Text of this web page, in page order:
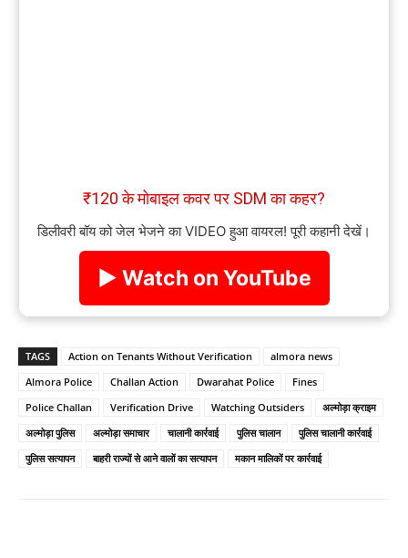
₹120 के मोबाइल कवर पर SDM का कहर?
डिलीवरी बॉय को जेल भेजने का VIDEO हुआ वायरल! पूरी कहानी देखें।
▶ Watch on YouTube
TAGS Action on Tenants Without Verification
almora news
Almora Police
Challan Action Dwarahat Police
Fines
Police Challan
Verification Drive Watching Outsiders
अल्मोड़ा क्राइम
अल्मोड़ा पुलिस
अल्मोड़ा समाचार चालानी कार्रवाई पुलिस चालान
पुलिस चालानी कार्रवाई
पुलिस सत्यापन
बाहरी राज्यों से आने वालों का सत्यापन मकान मालिकों पर कार्रवाई